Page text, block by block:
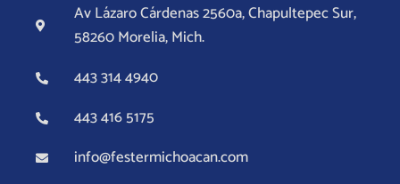
Av Lázaro Cárdenas 2560a, Chapultepec Sur,
58260 Morelia, Mich.
443 314 4940
443 416 5175
info@festermichoacan.com